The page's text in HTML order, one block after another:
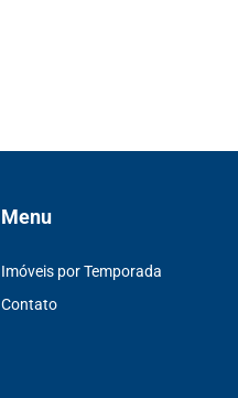
Menu
Imóveis por Temporada
Contato